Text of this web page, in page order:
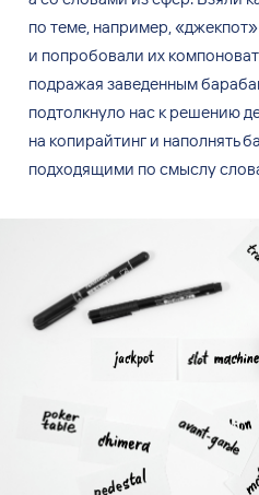
по теме, например,
и попробовали их
подражая заведенным
подтолкнуло нас к решению
на копирайтинг и наполнять
подходящими по смыслу